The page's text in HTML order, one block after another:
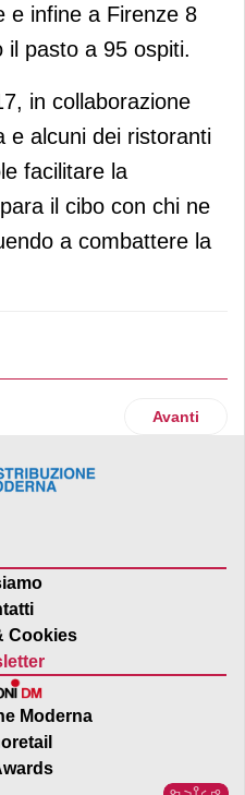
e infine a Firenze 8
il pasto a 95 ospiti.
in collaborazione
e alcuni dei ristoranti
facilitare la
il cibo con chi ne
a combattere la
via la ricerca di 1.200Articolo
Avanti
Cookies
Moderna